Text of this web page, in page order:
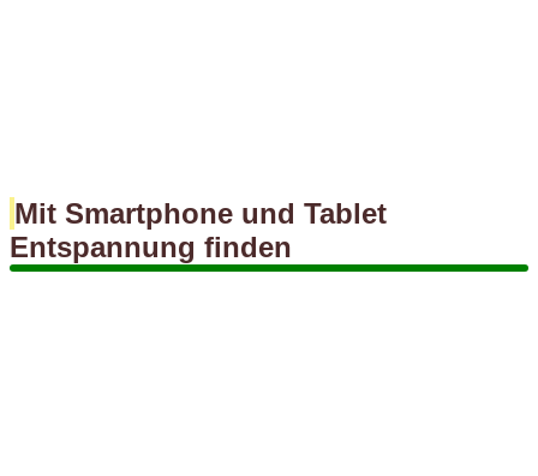
Mit Smartphone und Tablet
Entspannung finden